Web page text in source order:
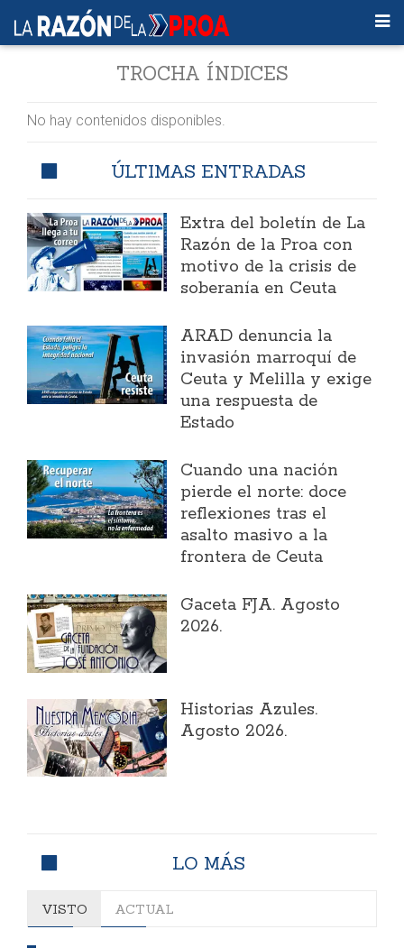
TROCHA ÍNDICES
No hay contenidos disponibles.
ÚLTIMAS ENTRADAS
Extra del boletín de La
Razón de la Proa con
motivo de la crisis de
soberanía en Ceuta
ARAD denuncia la
invasión marroquí de
Ceuta y Melilla y exige
una respuesta de
Estado
Cuando una nación
pierde el norte: doce
reflexiones tras el
asalto masivo a la
frontera de Ceuta
Gaceta FJA. Agosto
2026.
Historias Azules.
Agosto 2026.
LO MÁS
VISTO ACTUAL